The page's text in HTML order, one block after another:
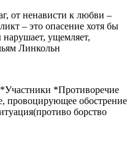
от ненависти к любви –
– это опасение хотя бы
ущемляет,
Линкольн
*Участники *Противоречие
провоцирующее обострение
борство